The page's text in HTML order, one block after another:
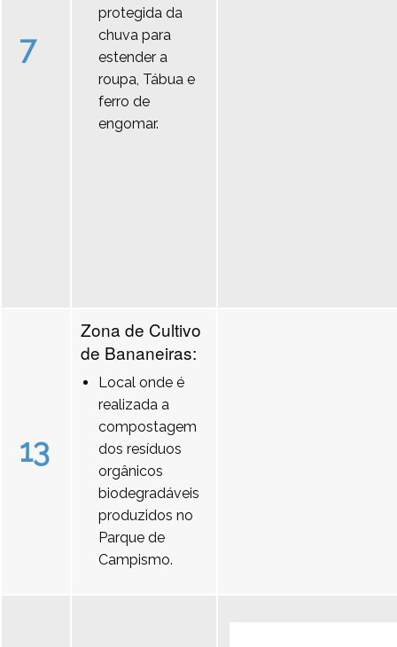
7
protegida da
chuva para
estender a
roupa, Tábua e
ferro de
engomar.
13
Zona de Cultivo
de Bananeiras:
Local onde é
realizada a
compostagem
dos resíduos
orgânicos
biodegradáveis
produzidos no
Parque de
Campismo.